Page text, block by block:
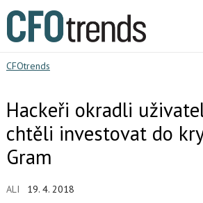
CFOtrends
Hackeři okradli
chtěli investovat do
Gram
ALI 19. 4. 2018